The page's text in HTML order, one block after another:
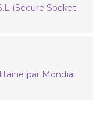
(Secure Socket
par Mondial